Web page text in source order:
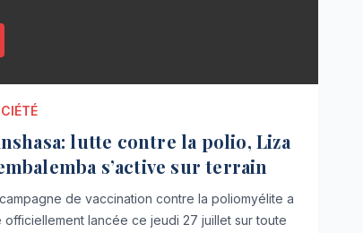
lutte contre la polio, Liza
s’active sur terrain
de vaccination contre la poliomyélite a
officiellement lancée ce jeudi 27 juillet sur toute